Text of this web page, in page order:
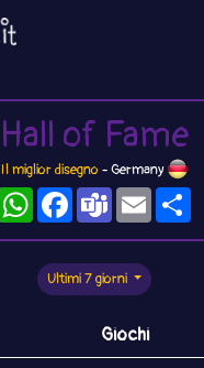
Hall of Fame
Il miglior disegno - Germany
WhatsAppFacebook
TeamsEmail
Ultimi 7 giorni
Giochi